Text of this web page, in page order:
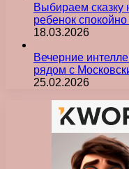
Выбираем
ребенок
18.03.2026
Вечерние
рядом с
25.02.2026